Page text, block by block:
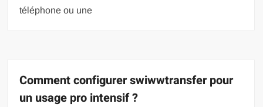
téléphone ou une
Comment configurer swiwwtransfer pour
un usage pro intensif ?